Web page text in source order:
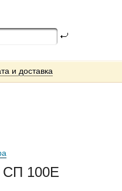
и доставка
СП 100Е